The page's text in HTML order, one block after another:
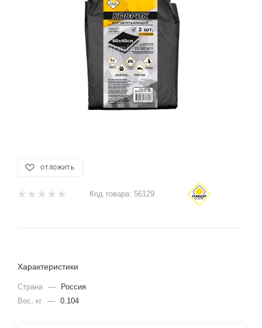
ОТЛОЖИТЬ
Код товара: 56129
Характеристики
Страна —
Россия
Вес, кг — 0.104